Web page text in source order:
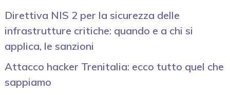
Direttiva NIS 2 per la sicurezza delle
infrastrutture critiche: quando e a chi si
applica, le sanzioni
Attacco hacker Trenitalia: ecco tutto quel che
sappiamo